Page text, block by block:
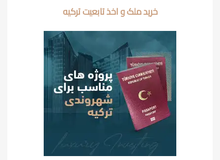
خرید ملک و اخذ تابعیت ترکیه